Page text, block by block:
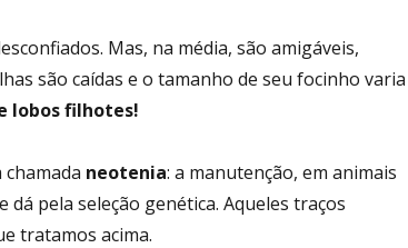
Mas, na média, são amigáveis,
são caídas e o tamanho de seu focinho varia
lobos filhotes!
neotenia: a manutenção, em animais
pela seleção genética. Aqueles traços
tratamos acima.